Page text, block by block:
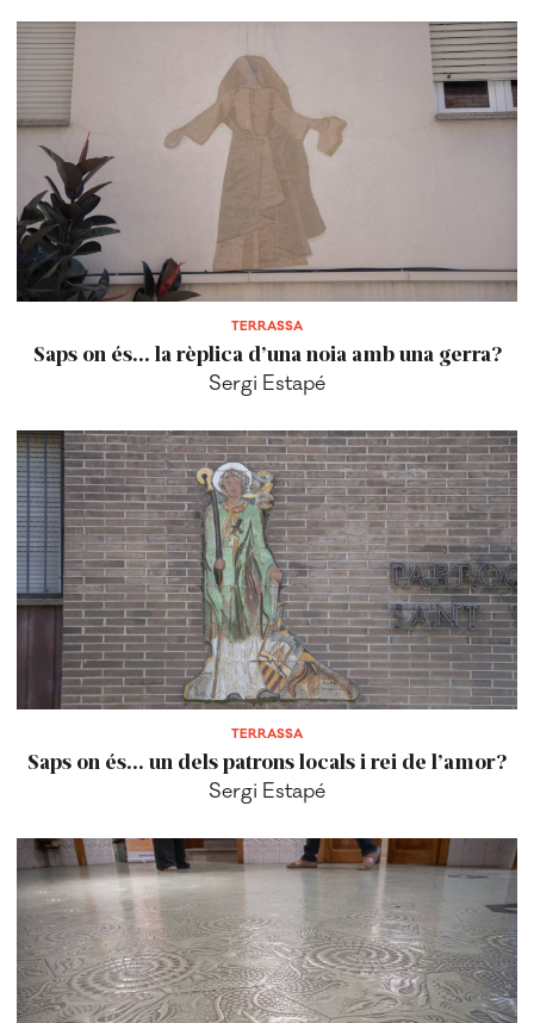
TERRASSA
Saps on és... la rèplica d’una noia amb una gerra?
Sergi Estapé
TERRASSA
Saps on és... un dels patrons locals i rei de l’amor?
Sergi Estapé